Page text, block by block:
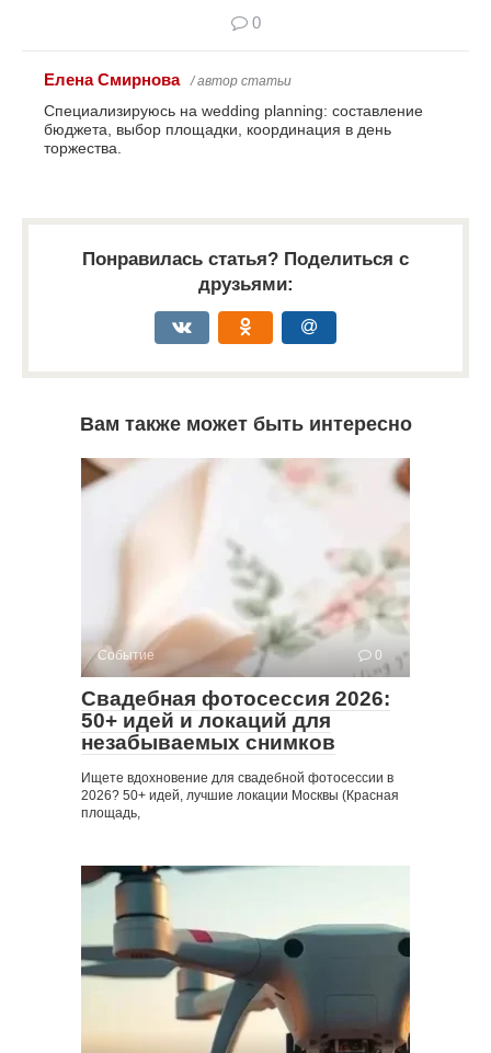
0
Елена Смирнова / автор статьи
Специализируюсь на wedding planning: составление
бюджета, выбор площадки, координация в день
торжества.
Понравилась статья? Поделиться с
друзьями:
Вам также может быть интересно
Событие 0
Свадебная фотосессия 2026:
50+ идей и локаций для
незабываемых снимков
Ищете вдохновение для свадебной фотосессии в
2026? 50+ идей, лучшие локации Москвы (Красная
площадь,